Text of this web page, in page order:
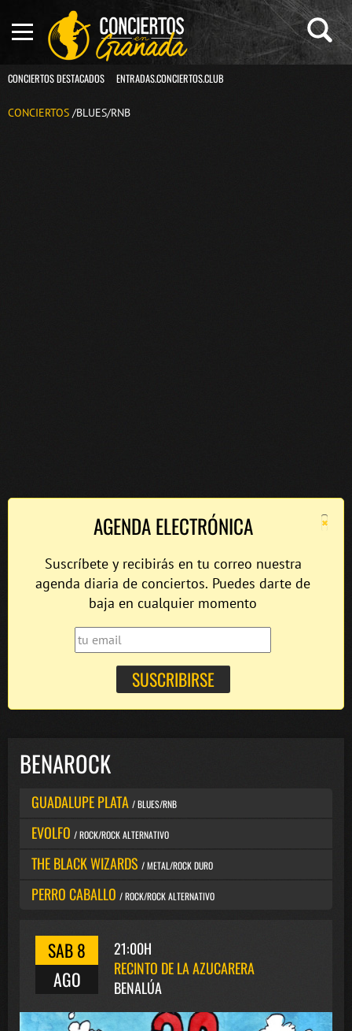
CONCIERTOS DESTACADOS ENTRADAS.CONCIERTOS.CLUB
CONCIERTOS /BLUES/RNB
×
AGENDA ELECTRÓNICA
Suscríbete y recibirás en tu correo nuestra
agenda diaria de conciertos. Puedes darte de
baja en cualquier momento
BENAROCK
GUADALUPE PLATA / BLUES/RNB
EVOLFO / ROCK/ROCK ALTERNATIVO
THE BLACK WIZARDS / METAL/ROCK DURO
PERRO CABALLO / ROCK/ROCK ALTERNATIVO
SAB 8
AGO
21:00H
RECINTO DE LA AZUCARERA
BENALÚA